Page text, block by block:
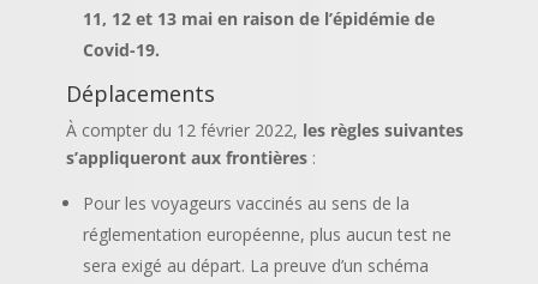
11, 12 et 13 mai en raison de l’épidémie de
Covid-19.
Déplacements
À compter du 12 février 2022, les règles suivantes
s’appliqueront aux frontières:
Pour les voyageurs vaccinés au sens de la
réglementation européenne, plus aucun test ne
sera exigé au départ. La preuve d’un schéma